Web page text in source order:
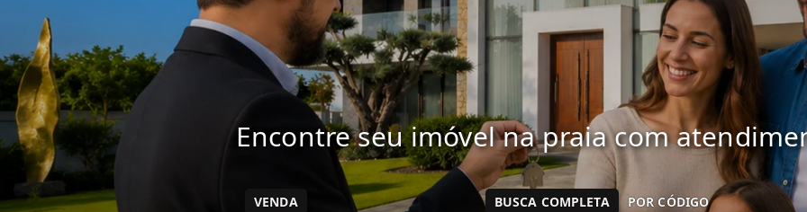
Encontre seu imóvel na praia com
VENDA BUSCA COMPLETA POR CÓDIGO